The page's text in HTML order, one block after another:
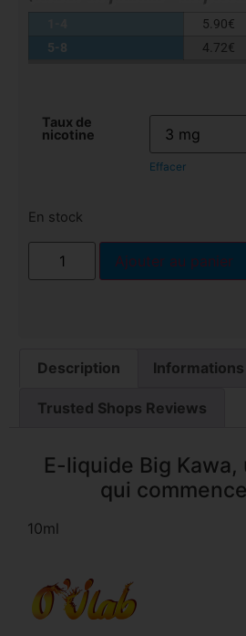
5.90€
5-8
4.72€
Taux de
nicotine
Effacer
En stock
Ajouter au panier
Description
Trusted Shops Reviews
E-liquide Big
qui
10ml